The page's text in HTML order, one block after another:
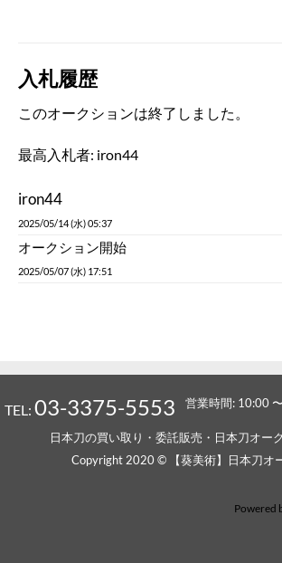
入札履歴
このオークションは終了しました。
最高入札者: iron44
iron44
2025/05/14 (水) 05:37
オークション開始
2025/05/07 (水) 17:51
TEL:03-3375-5553 営業時間: 10:00
日本刀の買い取り・委託販売・日本刀オー
Copyright 2020 © 【葵美術】日本刀オ
Powered